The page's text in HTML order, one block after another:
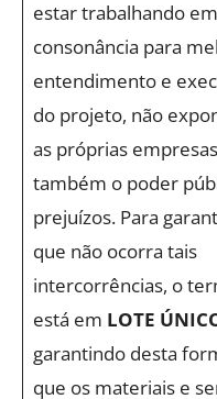
estar trabalhando em
consonância para
entendimento e
do projeto, não
as próprias
também o poder
prejuízos. Para
que não ocorra tais
intercorrências, o
está em LOTE
garantindo desta
que os materiais e